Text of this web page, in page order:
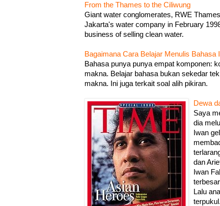
From the Thames to the Ciliwung
Giant water conglomerates, RWE
Jakarta's water company in February
business of selling clean water.
Bagaimana Cara Belajar Menulis Bahasa
Bahasa punya punya empat komponen:
makna. Belajar bahasa bukan sekedar
makna. Ini juga terkait soal alih pikiran.
Dewa
Saya
dia
Iwan
dan
Iwan
Lalu